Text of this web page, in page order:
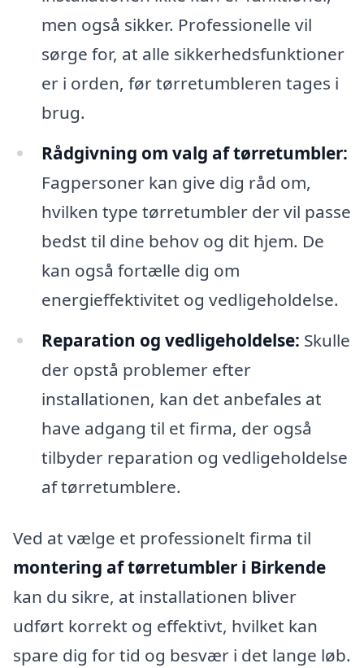
men også sikker. Professionelle vil
sørge for, at alle sikkerhedsfunktioner
er i orden, før tørretumbleren tages i
brug.
Rådgivning om valg af tørretumbler:
Fagpersoner kan give dig råd om,
hvilken type tørretumbler der vil passe
bedst til dine behov og dit hjem. De
kan også fortælle dig om
energieffektivitet og vedligeholdelse.
Reparation og vedligeholdelse: Skulle
der opstå problemer efter
installationen, kan det anbefales at
have adgang til et firma, der også
tilbyder reparation og vedligeholdelse
af tørretumblere.
Ved at vælge et professionelt firma til
montering af tørretumbler i Birkende
kan du sikre, at installationen bliver
udført korrekt og effektivt, hvilket kan
spare dig for tid og besvær i det lange løb.